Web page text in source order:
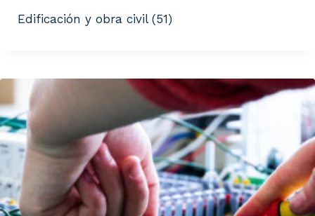
Edificación y obra civil (51)